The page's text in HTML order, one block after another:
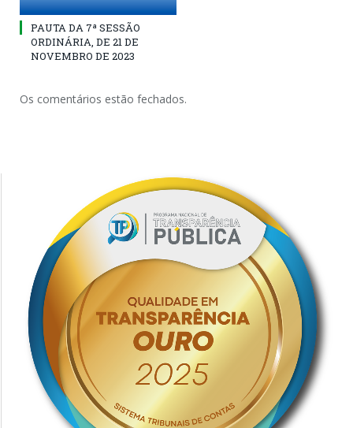
PAUTA DA 7ª SESSÃO
ORDINÁRIA, DE 21 DE
NOVEMBRO DE 2023
Os comentários estão fechados.